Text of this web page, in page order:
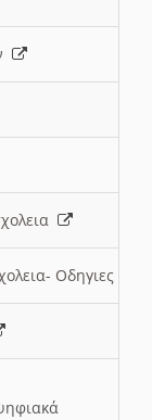
Οδηγιες